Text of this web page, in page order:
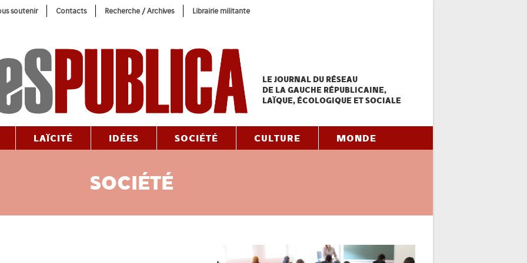
soutenir Contacts Recherche / Archives Librairie militante
LE JOURNAL DU RÉSEAU
DE LA GAUCHE RÉPUBLICAINE,
LAÏQUE, ÉCOLOGIQUE ET SOCIALE
LAÏCITÉ IDÉES SOCIÉTÉ CULTURE MONDE
SOCIÉTÉ